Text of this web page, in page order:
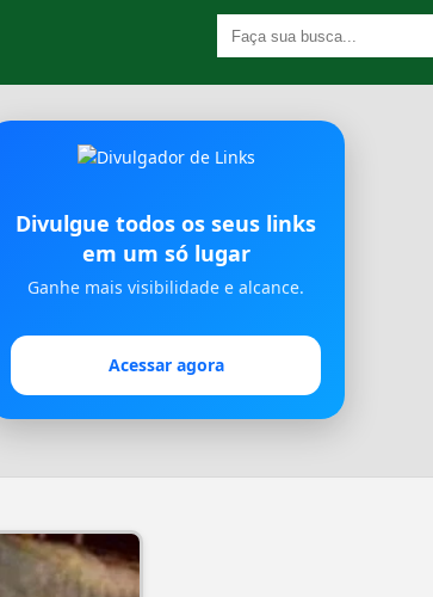
Divulgue todos os seus links
em um só lugar
Ganhe mais visibilidade e alcance.
Acessar agora